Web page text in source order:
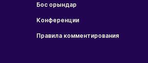
Бос орындар
Конференции
Правила комментирования